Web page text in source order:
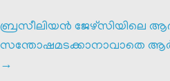
ബ്രസീലിയൻ ജേഴ്സിയിലെ
സന്തോഷമടക്കാനാവാതെ
→